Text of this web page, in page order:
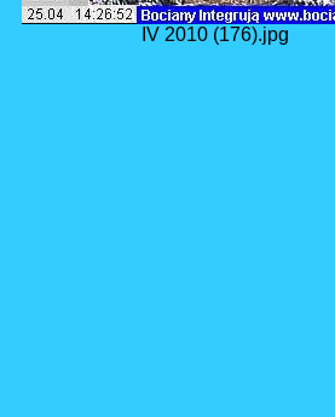
IV 2010 (176).jpg